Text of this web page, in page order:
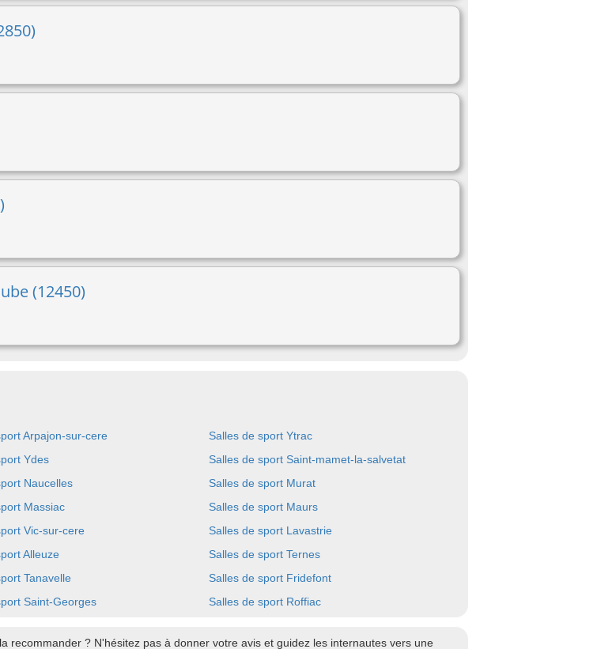
(12450)
Arpajon-sur-cere
Salles de sport Ytrac
Ydes
Salles de sport Saint-mamet-la-salvetat
Naucelles
Salles de sport Murat
Massiac
Salles de sport Maurs
Vic-sur-cere
Salles de sport Lavastrie
Alleuze
Salles de sport Ternes
Tanavelle
Salles de sport Fridefont
Saint-Georges Salles de sport Roffiac
recommander ? N'hésitez pas à donner votre avis et guidez les internautes vers une